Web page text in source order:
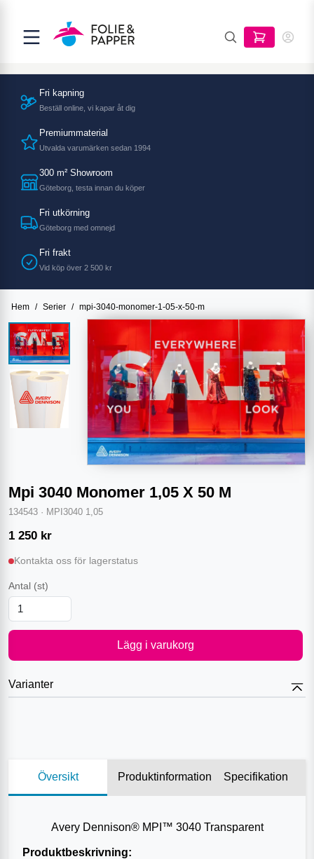
Fri kapning
Beställ online, vi kapar åt dig
Premiummaterial
Utvalda varumärken sedan 1994
300 m² Showroom
Göteborg, testa innan du köper
Fri utkörning
Göteborg med omnejd
Fri frakt
Vid köp över 2 500 kr
Hem / Serier / mpi-3040-monomer-1-05-x-50-m
Mpi 3040 Monomer 1,05 X 50 M
134543 · MPI3040 1,05
1 250 kr
Kontakta oss för lagerstatus
Antal (st)
Lägg i varukorg
Varianter
Översikt Produktinformation Specifikation
Avery Dennison® MPI™ 3040 Transparent
Produktbeskrivning: